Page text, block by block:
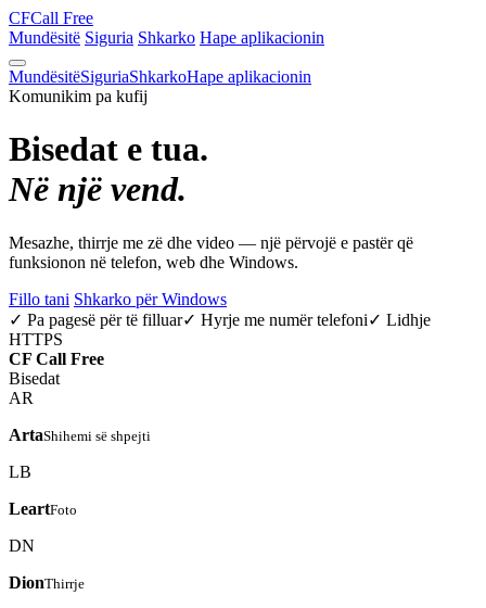
CFCall Free
Mundësitë Siguria Shkarko Hape aplikacionin
MundësitëSiguriaShkarkoHape aplikacionin
Komunikim pa kufij
Bisedat e tua.
Në një vend.
Mesazhe, thirrje me zë dhe video — një përvojë e pastër që
funksionon në telefon, web dhe Windows.
Fillo tani Shkarko për Windows
✓ Pa pagesë për të filluar✓ Hyrje me numër telefoni✓ Lidhje
HTTPS
CF Call Free
Bisedat
AR
ArtaShihemi së shpejti
LB
LeartFoto
DN
DionThirrje